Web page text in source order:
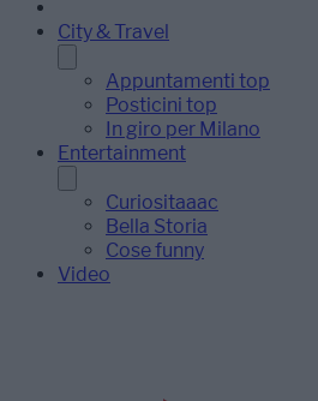
City & Travel
Appuntamenti top
Posticini top
In giro per Milano
Entertainment
Curiositaaac
Bella Storia
Cose funny
Video